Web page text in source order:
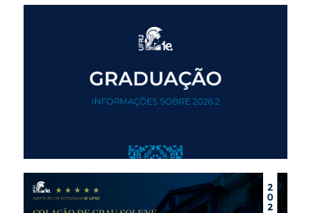
Secretaria de Governo
Gabinete de Segurança Institucional
Advocacia-Geral da União